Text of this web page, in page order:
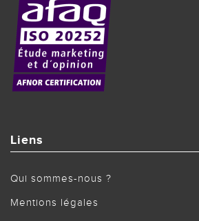
Liens
Qui sommes-nous ?
Mentions légales